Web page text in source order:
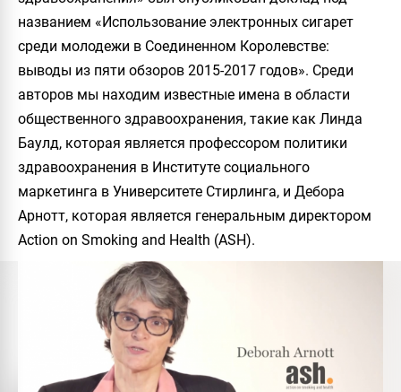
названием «Использование электронных сигарет
среди молодежи в Соединенном Королевстве:
выводы из пяти обзоров 2015-2017 годов». Среди
авторов мы находим известные имена в области
общественного здравоохранения, такие как Линда
Баулд, которая является профессором политики
здравоохранения в Институте социального
маркетинга в Университете Стирлинга, и Дебора
Арнотт, которая является генеральным директором
Action on Smoking and Health (ASH).